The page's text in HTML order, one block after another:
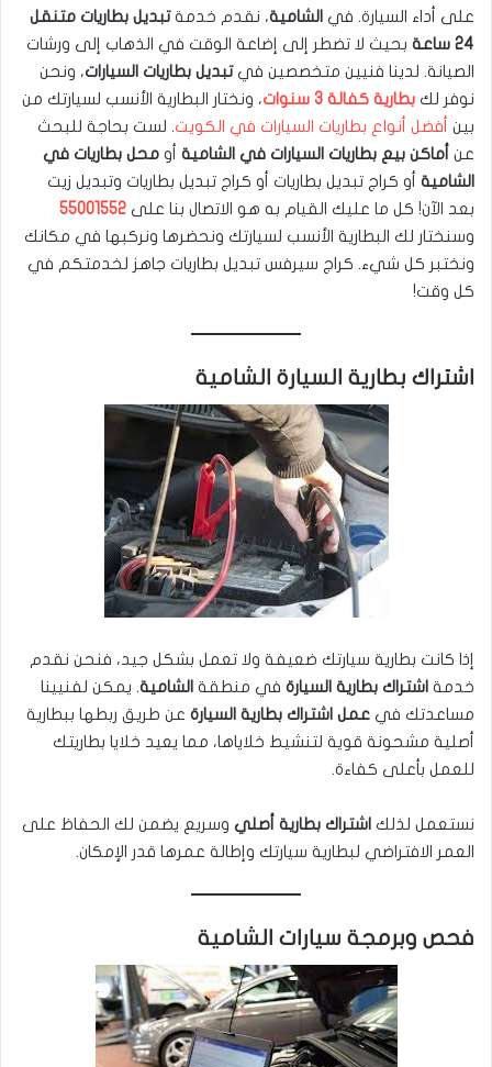
على أداء السيارة. في الشامية، نقدم خدمةتبديل بطاريات متنقل
24 ساعة
بحيث لا تضطر إلى إضاعة الوقت في الذهاب إلى ورشات
الصيانة. لدينا فنيين متخصصين فيتبديل بطاريات السيارات، ونحن
نوفر لك بطارية كفالة 3 سنوات
، ونختار البطارية الأنسب لسيارتك من
بين أفضل أنواع بطاريات السيارات في الكويت. لست بحاجة للبحث
عن أماكن بيع بطاريات السيارات في الشامية أو محل بطاريات في
الشامية أو كراج تبديل بطاريات أو كراج تبديل بطاريات وتبديل زيت
بعد الآن! كل ما عليك القيام به هو الاتصال بنا على 55001552
وسنختار لك البطارية الأنسب لسيارتك ونحضرها ونركبها في مكانك
ونختبر كل شيء. كراج سيرفس تبديل بطاريات جاهز لخدمتكم في
كل وقت!
اشتراك بطارية السيارة الشامية
إذا كانت بطارية سيارتك ضعيفة ولا تعمل بشكل جيد، فنحن نقدم
خدمة اشتراك بطارية السيارة في منطقة الشامية. يمكن لفنيينا
مساعدتك في عمل اشتراك بطارية السيارة عن طريق ربطها ببطارية
أصلية مشحونة قوية لتنشيط خلاياها، مما يعيد خلايا بطاريتك
للعمل بأعلى كفاءة.
نستعمل لذلك اشتراك بطارية أصلي وسريع يضمن لك الحفاظ على
العمر الافتراضي لبطارية سيارتك وإطالة عمرها قدر الإمكان.
فحص وبرمجة سيارات الشامية